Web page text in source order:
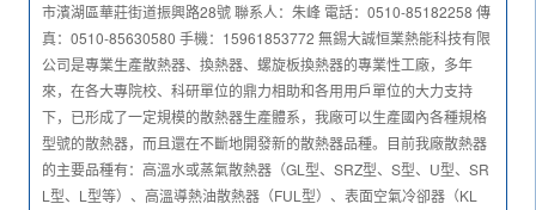
市濱湖區華莊街道振興路28號 聯系人：朱峰 電話：0510-85182258 傳
真：0510-85630580 手機：15961853772 無錫大誠恒業熱能科技有限
公司是專業生產散熱器、換熱器、螺旋板換熱器的專業性工廠，多年
來，在各大專院校、科研單位的鼎力相助和各用用戶單位的大力支持
下，已形成了一定規模的散熱器生產體系，我廠可以生產國內各種規格
型號的散熱器，而且還在不斷地開發新的散熱器品種。目前我廠散熱器
的主要品種有：高溫水或蒸氣散熱器（GL型、SRZ型、S型、U型、SR
L型、L型等）、高溫導熱油散熱器（FUL型）、表面空氣冷卻器（KL